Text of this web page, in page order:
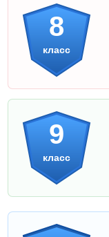
8
класс
9
класс